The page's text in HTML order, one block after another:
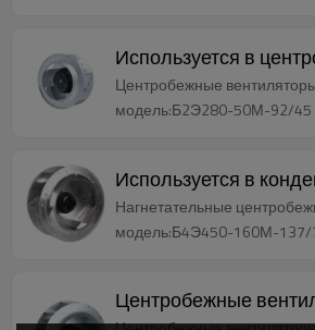
Используется в
Центробежные
модель:Б2Э280-50М-92/45
Используется в
Нагнетательные
модель:Б4Э450-160М-137/
Центробежные